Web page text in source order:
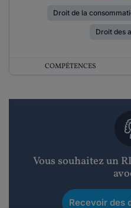
Droit de la
Droit des
COMPÉTENCES
Vous souhaitez un
Recevoir des